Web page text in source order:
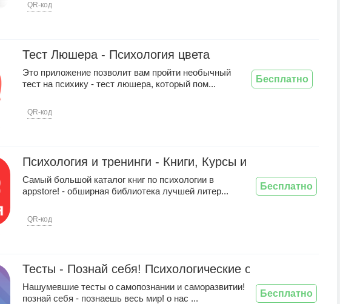
QR-код
Тест Люшера - Психология цвета
Это приложение позволит вам пройти необычный
тест на психику - тест люшера, который пом...
QR-код
Бесплатно
Психология и тренинги - Книги, Курсы и Аудиокниги
Самый большой каталог книг по психологии в
appstore! - обширная библиотека лучшей литер...
QR-код
Бесплатно
Тесты - Познай себя! Психологические опросники про
Нашумевшие тесты о самопознании и саморазвитии!
познай себя - познаешь весь мир! о нас ...
Бесплатно